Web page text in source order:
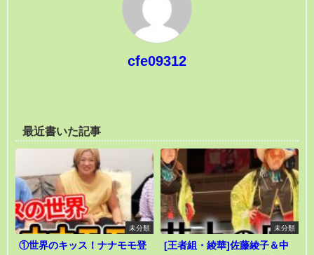
cfe09312
最近書いた記事
未分類
①世界のキッス！ナナモモ登
未分類
[王者組・綾華]佐藤綾子＆中